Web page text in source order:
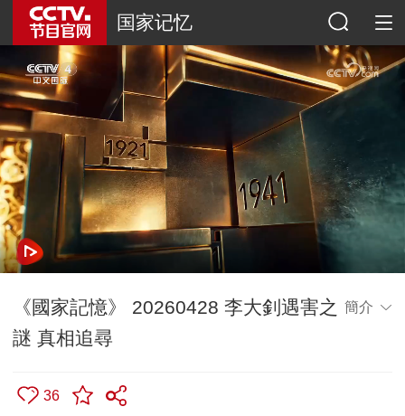
国家记忆
《國家記憶》 20260428 李大釗遇害之
謎 真相追尋
簡介
36